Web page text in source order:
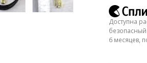
Доступна
6 месяцев,